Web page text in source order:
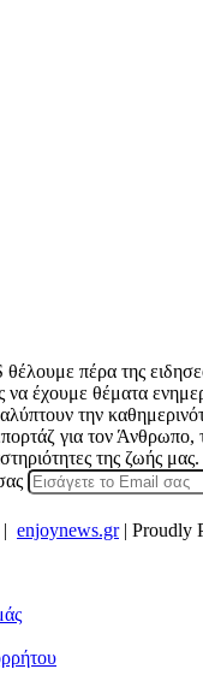
πέρα της
να έχουμε θέματα
την
για τον Άνθρωπο,
της ζωής μας.
enjoynews.gr| Proudly